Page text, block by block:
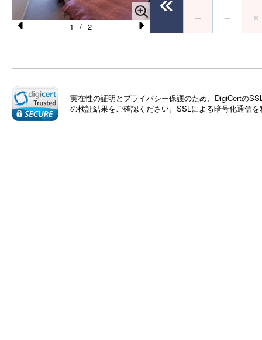
u
s
o
u
1 / 2
実在性の証明とプライバシー保護のため、DigiCertの
の検証結果をご確認ください。SSLによる暗号化通信